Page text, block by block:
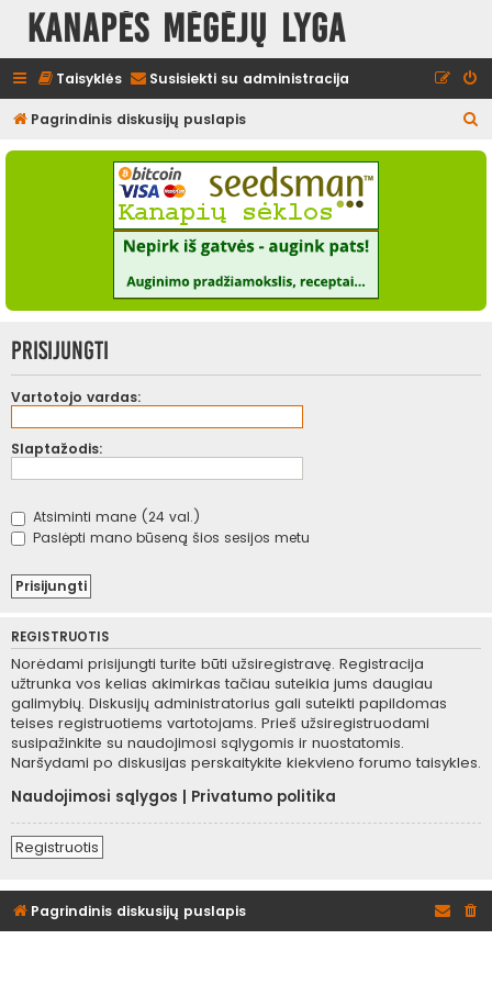
Kanapės mėgėjų lyga
Taisyklės Susisiekti su administracija
Pagrindinis diskusijų puslapis
e
Prisijungti
Vartotojo vardas:
Slaptažodis:
Atsiminti mane (24 val.)
Paslėpti mano būseną šios sesijos metu
REGISTRUOTIS
Norėdami prisijungti turite būti užsiregistravę. Registracija
užtrunka vos kelias akimirkas tačiau suteikia jums daugiau
galimybių. Diskusijų administratorius gali suteikti papildomas
teises registruotiems vartotojams. Prieš užsiregistruodami
susipažinkite su naudojimosi sąlygomis ir nuostatomis.
Naršydami po diskusijas perskaitykite kiekvieno forumo taisykles.
Naudojimosi sąlygos
Privatumo politika
Registruotis
Pagrindinis diskusijų puslapis